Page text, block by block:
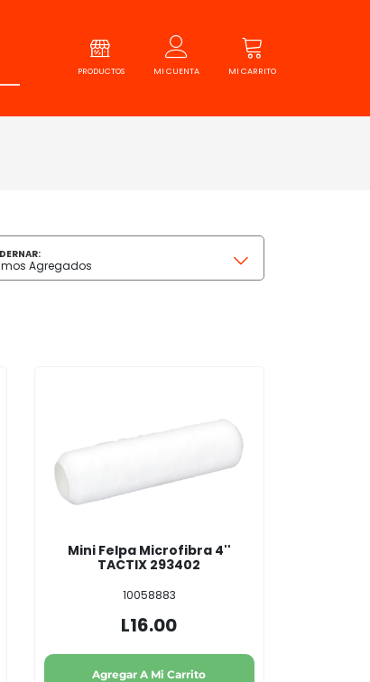
PRODUCTOS MI CUENTA MI CARRITO
Agregados
Mini Felpa Microfibra 4''
TACTIX 293402
10058883
L16.00
Agregar A Mi Carrito